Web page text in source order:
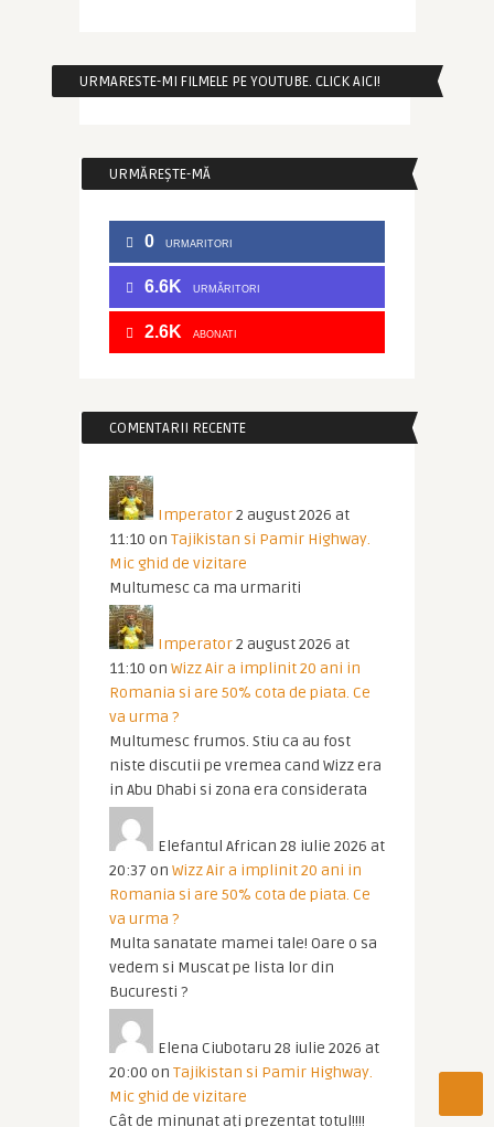
URMARESTE-MI FILMELE PE YOUTUBE. CLICK AICI!
URMĂREȘTE-MĂ
0 URMARITORI
6.6K URMĂRITORI
2.6K ABONATI
COMENTARII RECENTE
Imperator2 august 2026 at
11:10 on Tajikistan si Pamir Highway.
Mic ghid de vizitare
Multumesc ca ma urmariti
Imperator2 august 2026 at
11:10 on Wizz Air a implinit 20 ani in
Romania si are 50% cota de piata. Ce
va urma ?
Multumesc frumos. Stiu ca au fost
niste discutii pe vremea cand Wizz era
in Abu Dhabi si zona era considerata
Elefantul African 28 iulie 2026 at
20:37 on Wizz Air a implinit 20 ani in
Romania si are 50% cota de piata. Ce
va urma ?
Multa sanatate mamei tale! Oare o sa
vedem si Muscat pe lista lor din
Bucuresti ?
Elena Ciubotaru 28 iulie 2026 at
20:00 on Tajikistan si Pamir Highway.
Mic ghid de vizitare
Cât de minunat ați prezentat totul!!!!